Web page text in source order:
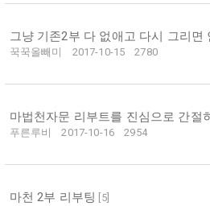
그냥 기존2부 다 없애고 다시 그리면
꾹꾹올빼미
2017-10-15 2780
마법천자문 리부트를 진심으로 간절
푸른루비
2017-10-16 2954
마천 2부 리부팅 5]